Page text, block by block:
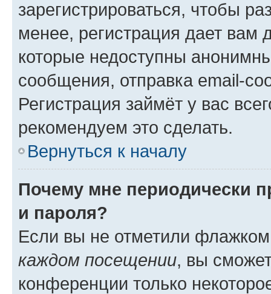
зарегистрироваться, чтобы
менее, регистрация дает вам
которые недоступны
сообщения, отправка email-
Регистрация займёт у вас
рекомендуем это сделать.
Вернуться к началу
Почему мне периодически
и пароля?
Если вы не отметили
каждом посещении, вы
конференции только